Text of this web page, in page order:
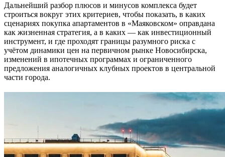
Дальнейший разбор плюсов и минусов комплекса будет
строиться вокруг этих критериев, чтобы показать, в каких
сценариях покупка апартаментов в «Маяковском» оправдана
как жизненная стратегия, а в каких — как инвестиционный
инструмент, и где проходят границы разумного риска с
учётом динамики цен на первичном рынке Новосибирска,
изменений в ипотечных программах и ограниченного
предложения аналогичных клубных проектов в центральной
части города.